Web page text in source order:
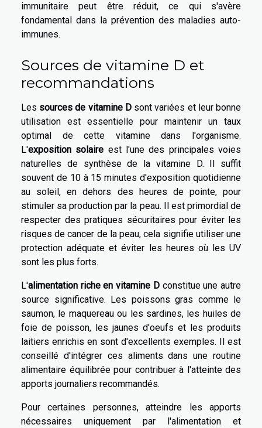
immunitaire peut être réduit, ce qui s'avère
fondamental dans la prévention des maladies auto-
immunes.
Sources de vitamine D et
recommandations
Les sources de vitamine Dsont variées et leur bonne
utilisation est essentielle pour maintenir un taux
optimal de cette vitamine dans l'organisme.
L'exposition solaire est l'une des principales voies
naturelles de synthèse de la vitamine D. Il suffit
souvent de 10 à 15 minutes d'exposition quotidienne
au soleil, en dehors des heures de pointe, pour
stimuler sa production par la peau. Il est primordial de
respecter des pratiques sécuritaires pour éviter les
risques de cancer de la peau, cela signifie utiliser une
protection adéquate et éviter les heures où les UV
sont les plus forts.
L'alimentation riche en vitamine Dconstitue une autre
source significative. Les poissons gras comme le
saumon, le maquereau ou les sardines, les huiles de
foie de poisson, les jaunes d'oeufs et les produits
laitiers enrichis en sont d'excellents exemples. Il est
conseillé d'intégrer ces aliments dans une routine
alimentaire équilibrée pour contribuer à l'atteinte des
apports journaliers recommandés.
Pour certaines personnes, atteindre les apports
nécessaires uniquement par l'alimentation et